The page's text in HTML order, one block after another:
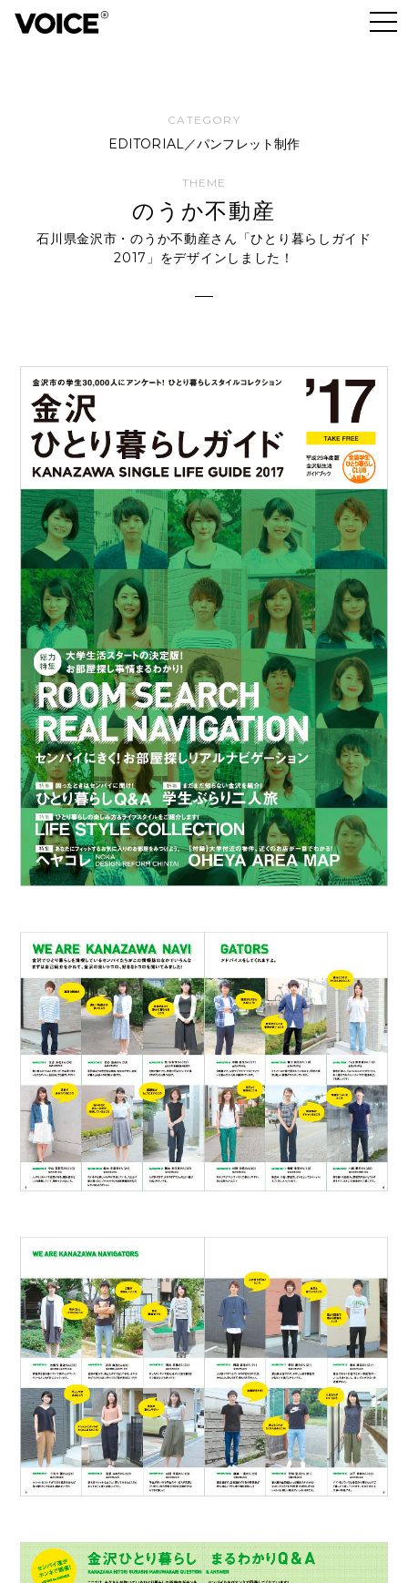
EDITORIAL／パンフレット制作
のうか不動産
石川県金沢市・のうか不動産さん「ひとり暮らしガイド
2017」をデザインしました！